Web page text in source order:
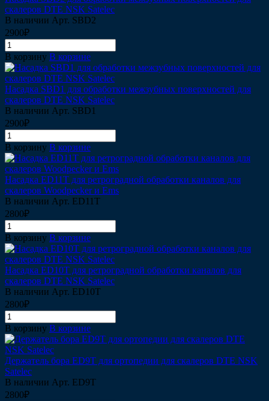
скалеров DTE NSK Satelec
В наличии Арт. SBD2
2900₽
В корзину В корзине
Насадка SBD1 для обработки межзубных поверхностей для
скалеров DTE NSK Satelec
В наличии Арт. SBD1
2900₽
В корзину В корзине
Насадка ЕD11T для ретроградной обработки каналов для
скалеров Woodpecker и Ems
В наличии Арт. ED11T
2800₽
В корзину В корзине
Насадка ЕD10T для ретроградной обработки каналов для
скалеров DTE NSK Satelec
В наличии Арт. ЕD10T
2800₽
В корзину В корзине
Держатель бора ЕD9T для ортопедии для скалеров DTE NSK
Satelec
В наличии Арт. ЕD9T
2800₽